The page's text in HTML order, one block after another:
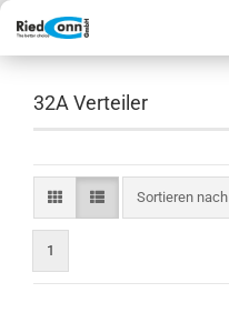
32A Verteiler
Sortieren nach
Sortieren nach
1